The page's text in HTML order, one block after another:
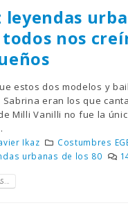
leyendas
nos
estos dos modelos y
Sabrina eran los que
Milli Vanilli no fue la
Ikaz
Costumbres
urbanas de los 80